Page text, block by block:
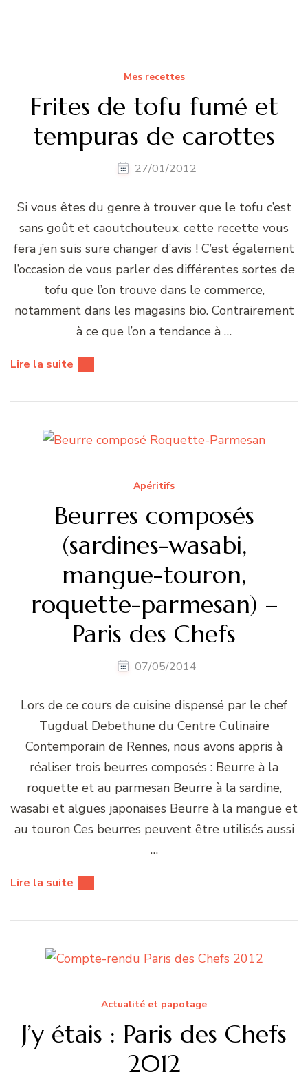
Mes recettes
Frites de tofu fumé et
tempuras de carottes
27/01/2012
Si vous êtes du genre à trouver que le tofu c’est
sans goût et caoutchouteux, cette recette vous
fera j’en suis sure changer d’avis ! C’est également
l’occasion de vous parler des différentes sortes de
tofu que l’on trouve dans le commerce,
notamment dans les magasins bio. Contrairement
à ce que l’on a tendance à …
Lire la suite
Apéritifs
Beurres composés
(sardines-wasabi,
mangue-touron,
roquette-parmesan) –
Paris des Chefs
07/05/2014
Lors de ce cours de cuisine dispensé par le chef
Tugdual Debethune du Centre Culinaire
Contemporain de Rennes, nous avons appris à
réaliser trois beurres composés : Beurre à la
roquette et au parmesan Beurre à la sardine,
wasabi et algues japonaises Beurre à la mangue et
au touron Ces beurres peuvent être utilisés aussi
…
Lire la suite
Actualité et papotage
J’y étais : Paris des Chefs
2012